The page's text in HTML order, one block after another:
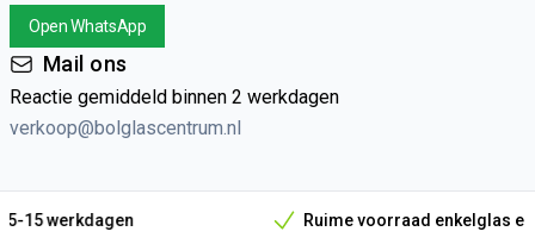
Open WhatsApp
Mail ons
Reactie gemiddeld binnen 2 werkdagen
verkoop@bolglascentrum.nl
Onze unieke verkoopargumenten
Ruime voorraad enkelglas en